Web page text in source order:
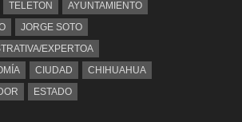
TELETON
AYUNTAMIENTO
JORGE SOTO
EXPERTOA
CIUDAD
CHIHUAHUA
ESTADO